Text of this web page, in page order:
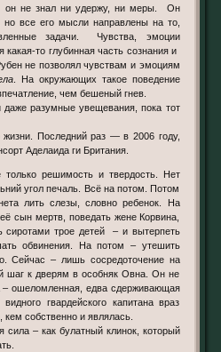
он не знал ни удержу, ни меры. Он
но все его мысли направлены на то,
задачи. Чувства, эмоции
какая-то глубинная часть сознания и
не позволял чувствам и эмоциям
. На окружающих такое поведение
чем бешеный гнев.
даже разумные увещевания, пока тот
Последний раз — в 2006 году,
Аделаида ги Британия.
угол печаль. Всё на потом. Потом
лить слезы, словно ребенок. На
сын мертв, поведать жене Корвина,
сиротами трое детей – и вытерпеть
обвинения. На потом – утешить
Сейчас – лишь сосредоточение на
шаг к дверям в особняк Овна. Он не
– ошеломленная, едва сдерживающая
гвардейского капитана враз
собственно и являлась.
сила – как булатный клинок, который